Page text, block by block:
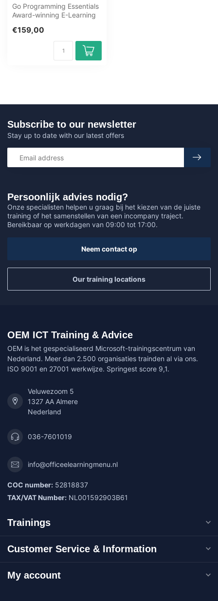
Go Programming Essentials
Award-winning E-Learning
interactiv...
€159,00
Persoonlijk advies nodig?
Onze specialisten helpen u graag bij het kiezen van de juiste
training of het samenstellen van een incompany traject.
Bereikbaar op werkdagen van 09:00 tot 17:00.
Neem contact op
Our training locations
Subscribe to our newsletter
Stay up to date with our latest offers
OEM ICT Training & Advice
OEM is het gespecialiseerd Microsoft-trainingscentrum van
Nederland. Meer dan 2.500 organisaties trainden al via ons.
ISO 9001 en 27001 werkwijze. Springest score 9,1.
Veluwezoom 5
1327 AA Almere
Nederland
036-7601019
info@officeelearningmenu.nl
COC number: 52818837
TAX/VAT Number: NL001592903B61
Trainings
Customer Service & Information
My account